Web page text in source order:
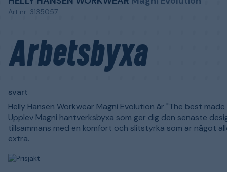
Art.nr: 3135057
Arbetsbyxa
svart
Helly Hansen Workwear Magni Evolution är "The best
Upplev Magni hantverksbyxa som ger dig den senaste
tillsammans med en komfort och slitstyrka som är något
extra.